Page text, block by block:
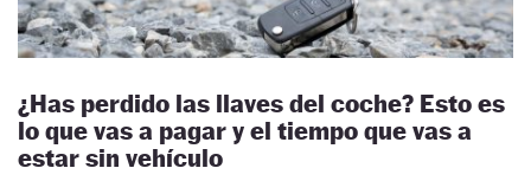
¿Has perdido las llaves del coche? Esto es
lo que vas a pagar y el tiempo que vas a
estar sin vehículo